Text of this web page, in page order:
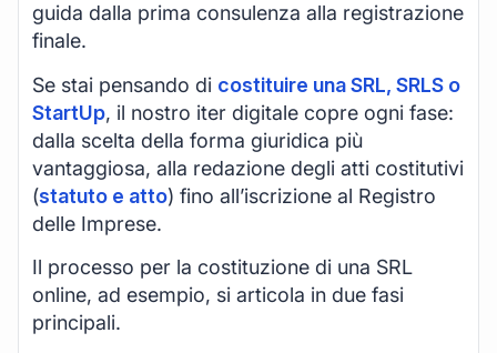
guida dalla prima consulenza alla registrazione
finale.
Se stai pensando di costituire una SRL, SRLS o
StartUp, il nostro iter digitale copre ogni fase:
dalla scelta della forma giuridica più
vantaggiosa, alla redazione degli atti costitutivi
(statuto e atto) fino all’iscrizione al Registro
delle Imprese.
Il processo per la costituzione di una SRL
online, ad esempio, si articola in due fasi
principali.